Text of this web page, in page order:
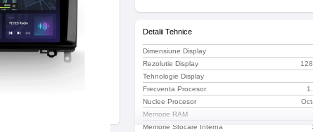
Detalii Tehnice
Dimensiune Display
Rezolutie Display
Tehnologie Display
Frecventa Procesor
Nuclee Procesor
Memorie RAM
Memorie Stocare Interna